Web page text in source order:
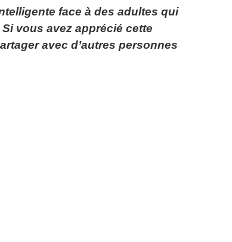
face à des adultes qui
Si vous avez apprécié cette
avec d’autres personnes